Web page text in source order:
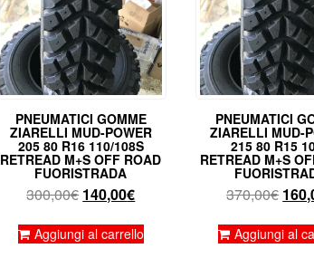
PNEUMATICI GOMME
ZIARELLI MUD-POWER
205 80 R16 110/108S
RETREAD M+S OFF ROAD
FUORISTRADA
300,00€ Il
originale
140,00€Il
attuale
Aggiungi al carrello
PNEUMATICI
ZIARELLI MUD-
215 80 R15
RETREAD M+S
370,00€ Il
Aggiungi al